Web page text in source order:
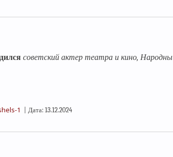
советский актер театра и кино,
1 Дата: 13.12.2024